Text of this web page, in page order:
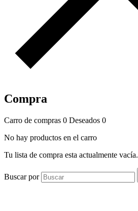
Compra
Carro de compras 0 Deseados 0
No hay productos en el carro
Tu lista de compra esta actualmente vacía.
Buscar por